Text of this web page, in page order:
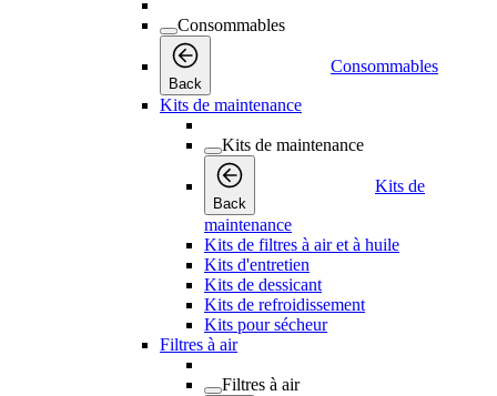
Consommables
Back
Consommables
Kits de maintenance
Kits de maintenance
Back
Kits de
maintenance
Kits de filtres à air et à huile
Kits d'entretien
Kits de dessicant
Kits de refroidissement
Kits pour sécheur
Filtres à air
Filtres à air